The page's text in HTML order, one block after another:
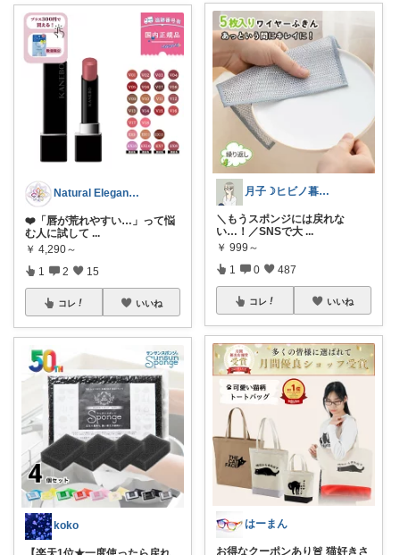
Natural Elegance169
❤️「唇が荒れやすい…」って悩
む人に試して ...
￥ 4,290～
1 2 15
コレ いいね
koko
月子☽ヒビノ暮らしレシピ
＼もうスポンジには戻れな
い…！／SNSで大 ...
￥ 999～
1 0 487
コレ いいね
はーまん
お得なクーポンあり🚨 猫好きさ